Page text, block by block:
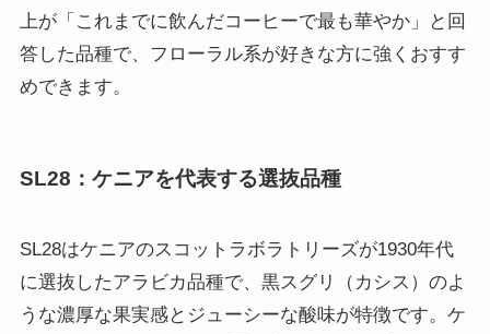
上が「これまでに飲んだコーヒーで最も華やか」と回
答した品種で、フローラル系が好きな方に強くおすす
めできます。
SL28：ケニアを代表する選抜品種
SL28はケニアのスコットラボラトリーズが1930年代
に選抜したアラビカ品種で、黒スグリ（カシス）のよ
うな濃厚な果実感とジューシーな酸味が特徴です。ケ